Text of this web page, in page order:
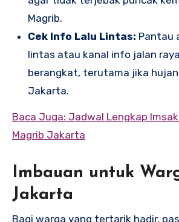
Magrib.
Cek Info Lalu Lintas: Pantau
lintas atau kanal info jalan
berangkat, terutama jika
Jakarta.
Baca Juga: Jadwal Lengkap
Magrib Jakarta
Imbauan untuk
Jakarta
Bagi warga yang tertarik hadir,